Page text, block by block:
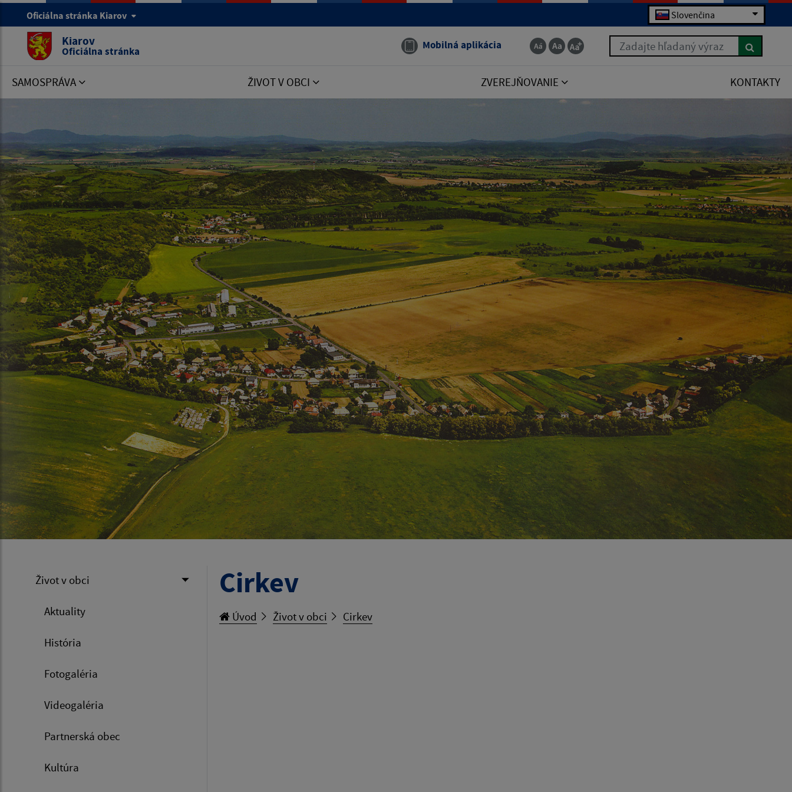
Oficiálna stránka Kiarov Slovenčina
Kiarov
Oficiálna stránka Mobilná aplikácia Zadajte hľadaný výraz
SAMOSPRÁVA ŽIVOT V OBCI ZVEREJŇOVANIE KONTAKTY
Život v obci
Aktuality
História
Fotogaléria
Videogaléria
Partnerská obec
Kultúra
Cirkev
Úvod Život v obci Cirkev